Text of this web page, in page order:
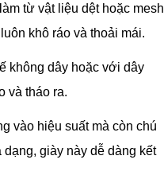
từ vật liệu dệt hoặc
khô ráo và thoải mái.
không dây hoặc với dây
và tháo ra.
vào hiệu suất mà còn chú
giày này dễ dàng kết